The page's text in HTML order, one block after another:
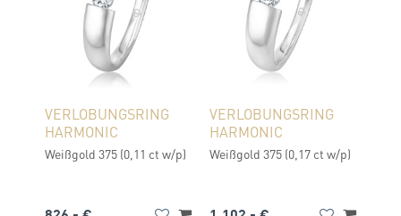
VERLOBUNGSRING
HARMONIC
Weißgold 375 (0,11 ct w/p)
VERLOBUNGSRING
HARMONIC
Weißgold 375 (0,17 ct w/p)